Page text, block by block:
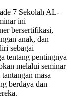
7 Sekolah AL-
ini
bersertifikasi,
anak, dan
sebagai
tentang pentingnya
melalui seminar
masa
berdaya dan